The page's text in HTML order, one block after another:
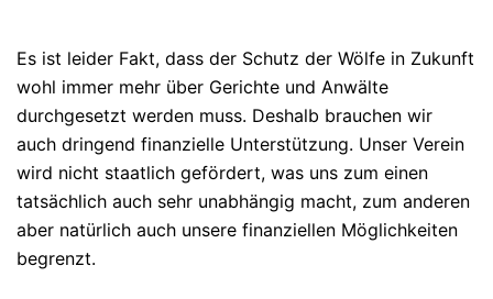
Es ist leider Fakt, dass der Schutz der Wölfe in Zukunft
wohl immer mehr über Gerichte und Anwälte
durchgesetzt werden muss. Deshalb brauchen wir
auch dringend finanzielle Unterstützung. Unser Verein
wird nicht staatlich gefördert, was uns zum einen
tatsächlich auch sehr unabhängig macht, zum anderen
aber natürlich auch unsere finanziellen Möglichkeiten
begrenzt.